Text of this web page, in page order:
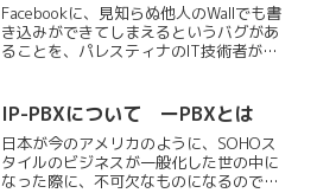
Facebookに、見知らぬ他人のWallでも書
き込みができてしまえるというバグがあ
ることを、パレスティナのIT技術者が見
ZuckerbergさんのWallにバグレポート...
IP-PBXについて ーPBXとは
日本が今のアメリカのように、SOHOス
タイルのビジネスが一般化した世の中に
なった際に、不可欠なものになるのでは